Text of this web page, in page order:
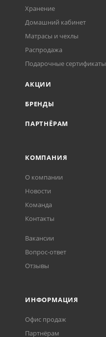
Хранение
Домашний кабинет
Матрасы и чехлы
Распродажа
Подарочные сертификаты
АКЦИИ
БРЕНДЫ
ПАРТНЁРАМ
КОМПАНИЯ
О компании
Новости
Команда
Контакты
Вакансии
Вопрос-ответ
Отзывы
ИНФОРМАЦИЯ
Офис продаж
Партнёрам